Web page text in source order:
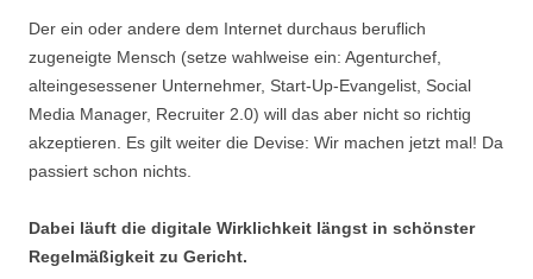
Der ein oder andere dem Internet durchaus beruflich
zugeneigte Mensch (setze wahlweise ein: Agenturchef,
alteingesessener Unternehmer, Start-Up-Evangelist, Social
Media Manager, Recruiter 2.0) will das aber nicht so richtig
akzeptieren. Es gilt weiter die Devise: Wir machen jetzt mal! Da
passiert schon nichts.
Dabei läuft die digitale Wirklichkeit längst in schönster
Regelmäßigkeit zu Gericht.